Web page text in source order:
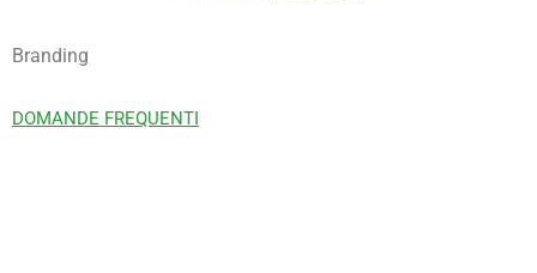
Branding
DOMANDE FREQUENTI